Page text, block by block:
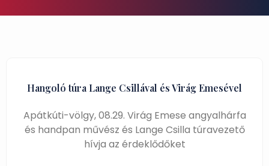
Hangoló túra Lange Csillával és Virág Emesével
Apátkúti-völgy, 08.29. Virág Emese angyalhárfa
és handpan művész és Lange Csilla túravezető
hívja az érdeklődőket